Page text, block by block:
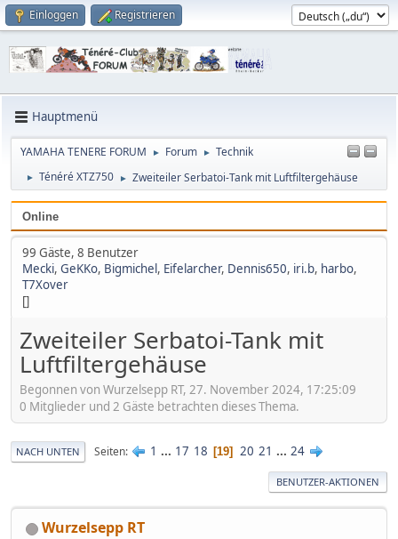
Einloggen Registrieren
Hauptmenü
YAMAHA TENERE FORUM ► Forum ► Technik
► Ténéré XTZ750 ► Zweiteiler Serbatoi-Tank mit Luftfiltergehäuse
Online
99 Gäste, 8 Benutzer
Mecki, GeKKo, Bigmichel, Eifelarcher, Dennis650, iri.b, harbo,
T7Xover
[]
Zweiteiler Serbatoi-Tank mit
Luftfiltergehäuse
Begonnen von Wurzelsepp RT, 27. November 2024, 17:25:09
0 Mitglieder und 2 Gäste betrachten dieses Thema.
NACH UNTEN Seiten 1 ... 17 18 19 20 21 ... 24
BENUTZER-AKTIONEN
Wurzelsepp RT